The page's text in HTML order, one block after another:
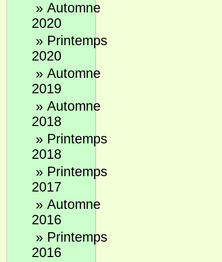
» Automne
2020
» Printemps
2020
» Automne
2019
» Automne
2018
» Printemps
2018
» Printemps
2017
» Automne
2016
» Printemps
2016